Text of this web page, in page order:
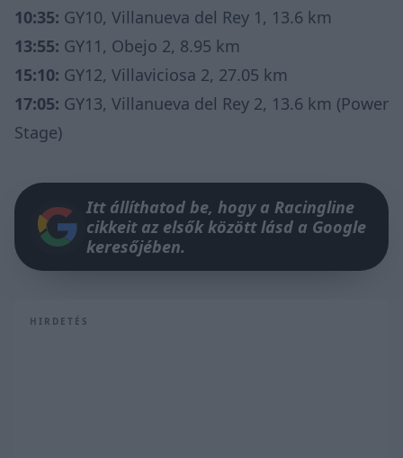
10:35: GY10, Villanueva del Rey 1, 13.6 km
13:55: GY11, Obejo 2, 8.95 km
15:10: GY12, Villaviciosa 2, 27.05 km
17:05: GY13, Villanueva del Rey 2, 13.6 km (Power
Stage)
Itt állíthatod be, hogy a Racingline
cikkeit az elsők között lásd a Google
keresőjében.
HIRDETÉS